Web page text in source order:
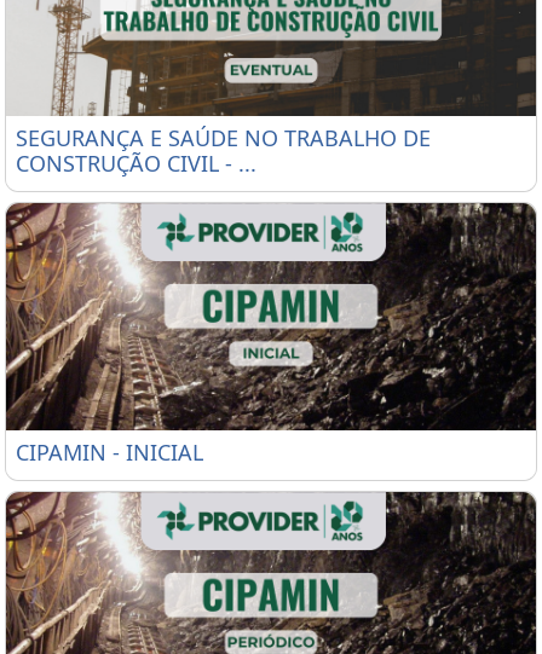
SEGURANÇA E SAÚDE NO TRABALHO DE
SEGURANÇA E SAÚDE NO TRABALHO DE
CONSTRUÇÃO CIVIL - ...
CIPAMIN - INICIAL
CIPAMIN - INICIAL